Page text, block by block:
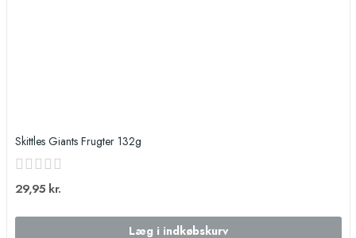
Skittles Giants Frugter 132g
29,95 kr.
Læg i indkøbskurv